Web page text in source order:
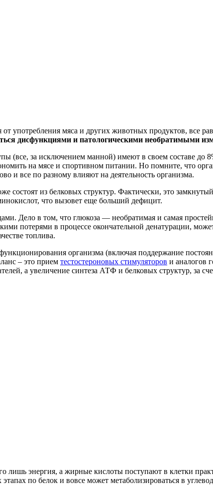
употребления мяса и других животных продуктов, все
дисфункциями и патологическими необратимыми
(все, за исключением манной) имеют в своем составе до
на мясе и спортивном питании. Но помните, что
и все по разному влияют на деятельность организма.
состоят из белковых структур. Фактически, это
что вызовет еще больший дефицит.
Дело в том, что глюкоза — необратимая и самая
потерями в процессе окончательной денатурации,
топлива.
организма (включая поддержание
– это прием тестостероновых стимуляторов и аналогов
а увеличение синтеза АТФ и белковых структур, за
лишь энергия, а жирные кислоты поступают в клетки
по белок и вовсе может метаболизироваться в